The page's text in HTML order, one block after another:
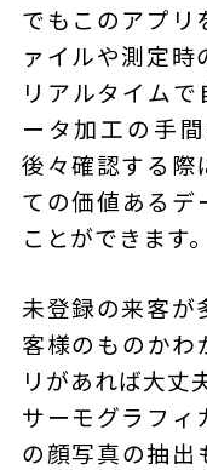
でもこのアプリ
ァイルや測定
リアルタイム
ータ加工の手
後々確認する際
ての価値あるデ
ことができます。
未登録の来客が
客様のものか
リがあれば大丈夫
サーモグラフィ
の顔写真の抽出